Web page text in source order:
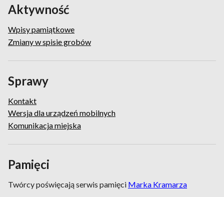
Aktywność
Wpisy pamiątkowe
Zmiany w spisie grobów
Sprawy
Kontakt
Wersja dla urządzeń mobilnych
Komunikacja miejska
Pamięci
Twórcy poświęcają serwis pamięci Marka Kramarza